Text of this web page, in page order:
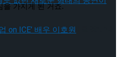
새로운 형태의 공연이 될 것”, ‘나
을 가지게 된 거죠.